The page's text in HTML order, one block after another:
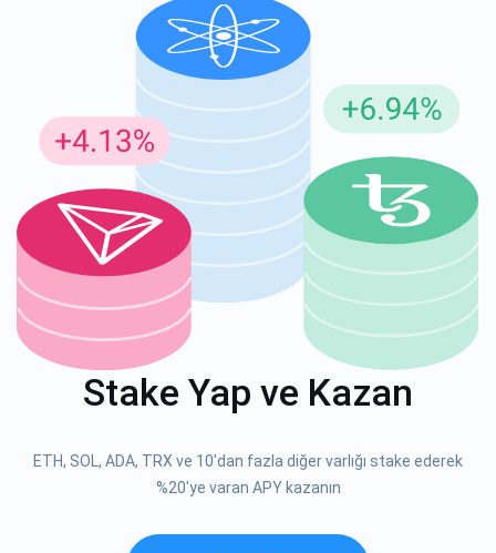
Stake Yap ve Kazan
ETH, SOL, ADA, TRX ve 10'dan fazla diğer varlığı stake ederek
%20'ye varan APY kazanın
Atomic
1000.000
ABONE OL
support@atomicwallet.io
YouTube'umuza göz atın
Güncellemeler için Abone Ol
En son proje güncellemelerini ve kripto kılavuzlarını ilk alan